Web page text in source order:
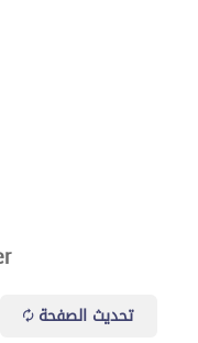
تحديث الصفحة